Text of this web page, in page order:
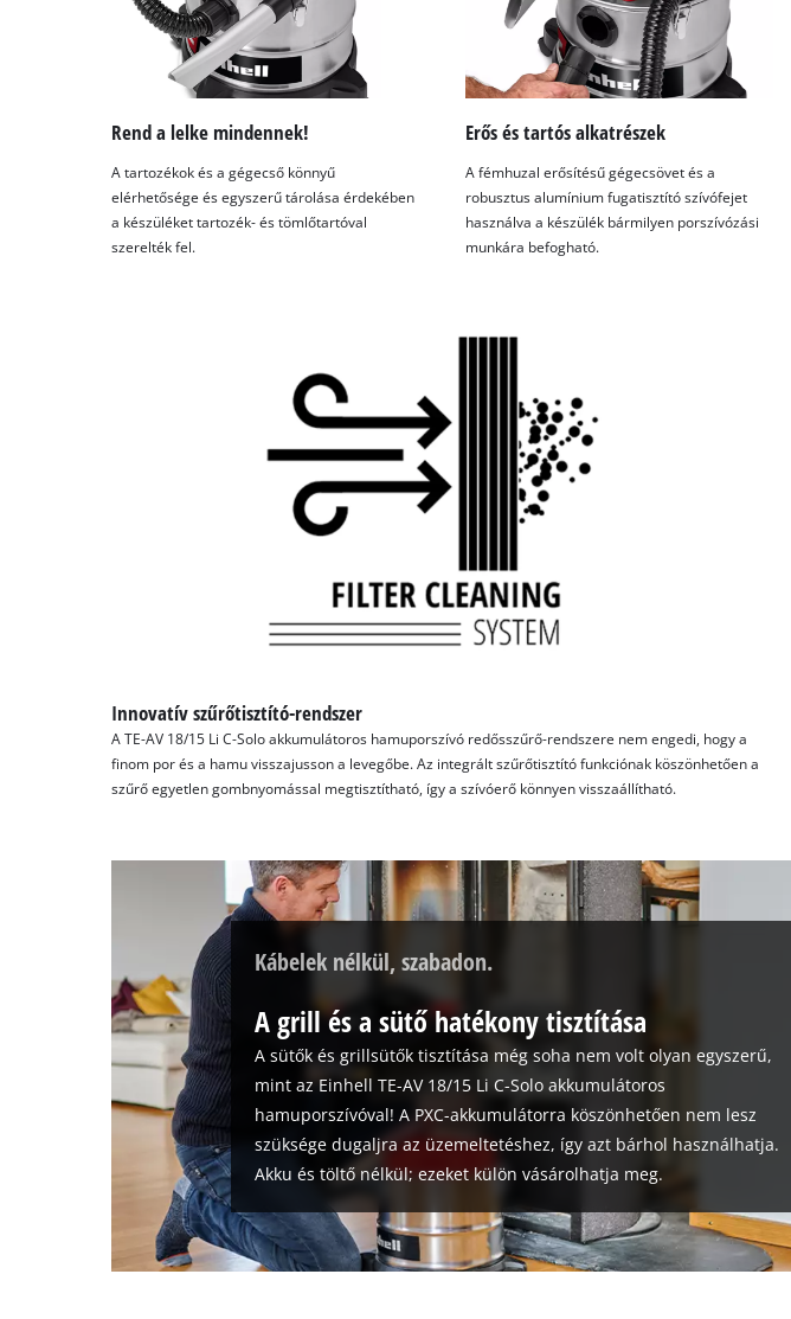
Rend a lelke mindennek!
A tartozékok és a gégecső könnyű
elérhetősége és egyszerű tárolása érdekében
a készüléket tartozék- és tömlőtartóval
szerelték fel.
Erős és tartós alkatrészek
A fémhuzal erősítésű gégecsövet és a
robusztus alumínium fugatisztító szívófejet
használva a készülék bármilyen porszívózási
munkára befogható.
Innovatív szűrőtisztító-rendszer
A TE-AV 18/15 Li C-Solo akkumulátoros hamuporszívó redősszűrő-rendszere nem engedi, hogy a
finom por és a hamu visszajusson a levegőbe. Az integrált szűrőtisztító funkciónak köszönhetően a
szűrő egyetlen gombnyomással megtisztítható, így a szívóerő könnyen visszaállítható.
Kábelek nélkül, szabadon.
A grill és a sütő hatékony tisztítása
A sütők és grillsütők tisztítása még soha nem volt olyan egyszerű,
mint az Einhell TE-AV 18/15 Li C-Solo akkumulátoros
hamuporszívóval! A PXC-akkumulátorra köszönhetően nem lesz
szüksége dugaljra az üzemeltetéshez, így azt bárhol használhatja.
Akku és töltő nélkül; ezeket külön vásárolhatja meg.